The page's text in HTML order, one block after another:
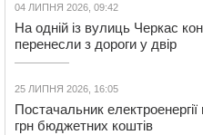
04 ЛИПНЯ 2026, 09:42
На одній із вулиць Черкас
перенесли з дороги у двір
25 ЛИПНЯ 2026, 16:05
Постачальник
грн бюджетних коштів